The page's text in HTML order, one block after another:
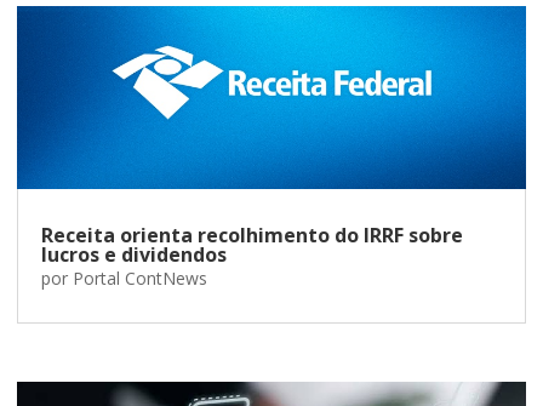
Receita orienta recolhimento do IRRF sobre
lucros e dividendos
por Portal ContNews